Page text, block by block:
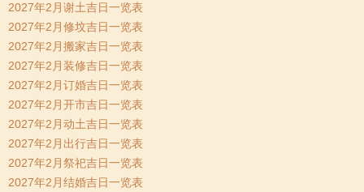
2027年2月谢土吉日一览表
2027年2月修坟吉日一览表
2027年2月搬家吉日一览表
2027年2月装修吉日一览表
2027年2月订婚吉日一览表
2027年2月开市吉日一览表
2027年2月动土吉日一览表
2027年2月出行吉日一览表
2027年2月祭祀吉日一览表
2027年2月结婚吉日一览表